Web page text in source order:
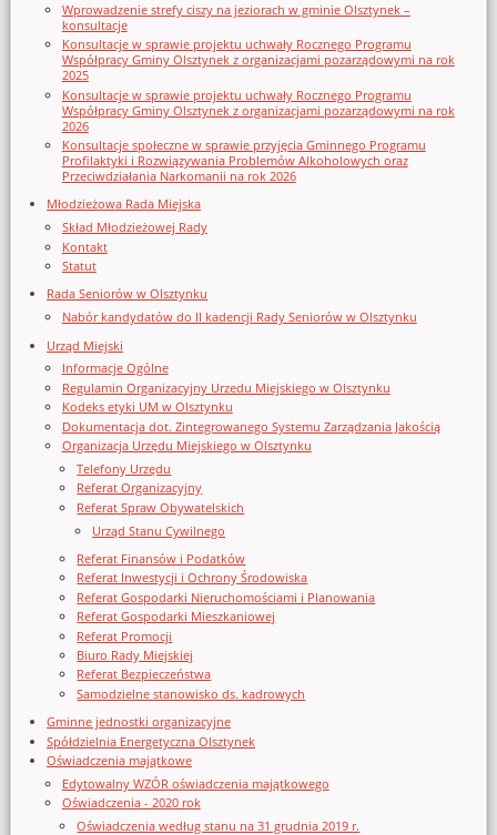
Wprowadzenie strefy ciszy na jeziorach w gminie Olsztynek –
konsultacje
Konsultacje w sprawie projektu uchwały Rocznego Programu
Współpracy Gminy Olsztynek z organizacjami pozarządowymi na rok
2025
Konsultacje w sprawie projektu uchwały Rocznego Programu
Współpracy Gminy Olsztynek z organizacjami pozarządowymi na rok
2026
Konsultacje społeczne w sprawie przyjęcia Gminnego Programu
Profilaktyki i Rozwiązywania Problemów Alkoholowych oraz
Przeciwdziałania Narkomanii na rok 2026
Młodzieżowa Rada Miejska
Skład Młodzieżowej Rady
Kontakt
Statut
Rada Seniorów w Olsztynku
Nabór kandydatów do II kadencji Rady Seniorów w Olsztynku
Urząd Miejski
Informacje Ogólne
Regulamin Organizacyjny Urzedu Miejskiego w Olsztynku
Kodeks etyki UM w Olsztynku
Dokumentacja dot. Zintegrowanego Systemu Zarządzania Jakością
Organizacja Urzędu Miejskiego w Olsztynku
Telefony Urzędu
Referat Organizacyjny
Referat Spraw Obywatelskich
Urząd Stanu Cywilnego
Referat Finansów i Podatków
Referat Inwestycji i Ochrony Środowiska
Referat Gospodarki Nieruchomościami i Planowania
Referat Gospodarki Mieszkaniowej
Referat Promocji
Biuro Rady Miejskiej
Referat Bezpieczeństwa
Samodzielne stanowisko ds. kadrowych
Gminne jednostki organizacyjne
Spółdzielnia Energetyczna Olsztynek
Oświadczenia majątkowe
Edytowalny WZÓR oświadczenia majątkowego
Oświadczenia - 2020 rok
Oświadczenia według stanu na 31 grudnia 2019 r.